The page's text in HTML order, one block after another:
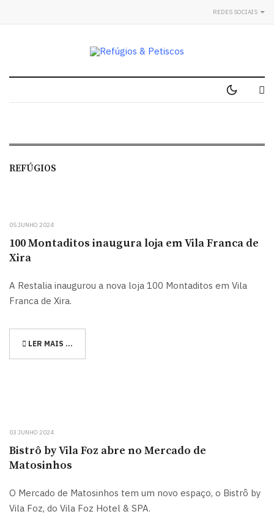
REDES SOCIAIS
REFÚGIOS
05 JUNHO 2024
100 Montaditos inaugura loja em Vila Franca de
Xira
A Restalia inaugurou a nova loja 100 Montaditos em Vila
Franca de Xira.
LER MAIS …
03 JUNHO 2024
Bistrô by Vila Foz abre no Mercado de
Matosinhos
O Mercado de Matosinhos tem um novo espaço, o Bistrô by
Vila Foz, do Vila Foz Hotel & SPA.